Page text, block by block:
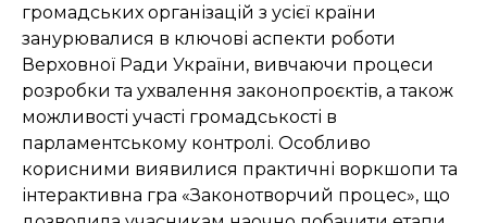
громадських організацій з усієї країни
занурювалися в ключові аспекти роботи
Верховної Ради України, вивчаючи процеси
розробки та ухвалення законопроєктів, а також
можливості участі громадськості в
парламентському контролі. Особливо
корисними виявилися практичні воркшопи та
інтерактивна гра «Законотворчий процес», що